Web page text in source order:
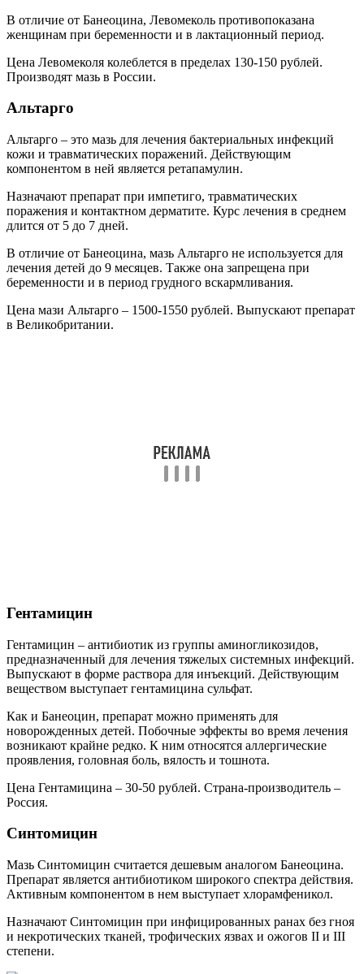
В отличие от Банеоцина, Левомеколь противопоказана
женщинам при беременности и в лактационный период.
Цена Левомеколя колеблется в пределах 130-150 рублей.
Производят мазь в России.
Альтарго
Альтарго – это мазь для лечения бактериальных инфекций
кожи и травматических поражений. Действующим
компонентом в ней является ретапамулин.
Назначают препарат при импетиго, травматических
поражения и контактном дерматите. Курс лечения в среднем
длится от 5 до 7 дней.
В отличие от Банеоцина, мазь Альтарго не используется для
лечения детей до 9 месяцев. Также она запрещена при
беременности и в период грудного вскармливания.
Цена мази Альтарго – 1500-1550 рублей. Выпускают препарат
в Великобритании.
Гентамицин
Гентамицин – антибиотик из группы аминогликозидов,
предназначенный для лечения тяжелых системных инфекций.
Выпускают в форме раствора для инъекций. Действующим
веществом выступает гентамицина сульфат.
Как и Банеоцин, препарат можно применять для
новорожденных детей. Побочные эффекты во время лечения
возникают крайне редко. К ним относятся аллергические
проявления, головная боль, вялость и тошнота.
Цена Гентамицина – 30-50 рублей. Страна-производитель –
Россия.
Синтомицин
Мазь Синтомицин считается дешевым аналогом Банеоцина.
Препарат является антибиотиком широкого спектра действия.
Активным компонентом в нем выступает хлорамфеникол.
Назначают Синтомицин при инфицированных ранах без гноя
и некротических тканей, трофических язвах и ожогов II и III
степени.